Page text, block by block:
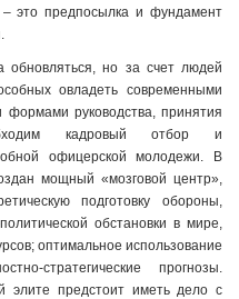
– это предпосылка и фундамент
обновляться, но за счет людей
овладеть современными
руководства, принятия
кадровый отбор и
офицерской молодежи. В
мощный «мозговой центр»,
подготовку обороны,
обстановки в мире,
оптимальное использование
стратегические прогнозы.
элите предстоит иметь дело с